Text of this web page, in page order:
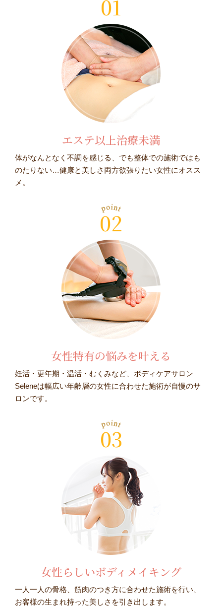
01
エステ以上治療未満
体がなんとなく不調を感じる、でも整体での施術ではも
のたりない…健康と美しさ両方欲張りたい女性にオスス
メ。
02
女性特有の悩みを叶える
妊活・更年期・温活・むくみなど、ボディケアサロン
Seleneは幅広い年齢層の女性に合わせた施術が自慢のサ
ロンです。
03
女性らしいボディメイキング
一人一人の骨格、筋肉のつき方に合わせた施術を行い、
お客様の生まれ持った美しさを引き出します。